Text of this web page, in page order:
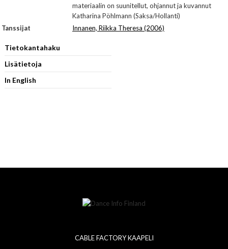
materiaalin on suunitellut, ohjannut ja kuvannut
Katharina Pöhlmann (Saksa/Hollanti)
Tanssijat
Innanen, Riikka Theresa (2006)
Tietokantahaku
Lisätietoja
In English
CABLE FACTORY KAAPELI